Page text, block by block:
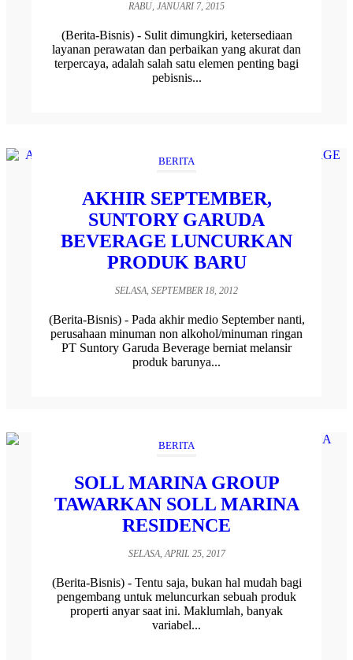
RABU, JANUARI 7, 2015
(Berita-Bisnis) - Sulit dimungkiri, ketersediaan
layanan perawatan dan perbaikan yang akurat dan
terpercaya, adalah salah satu elemen penting bagi
pebisnis...
BERITA
AKHIR SEPTEMBER,
SUNTORY GARUDA
BEVERAGE LUNCURKAN
PRODUK BARU
SELASA, SEPTEMBER 18, 2012
(Berita-Bisnis) - Pada akhir medio September nanti,
perusahaan minuman non alkohol/minuman ringan
PT Suntory Garuda Beverage berniat melansir
produk barunya...
BERITA
SOLL MARINA GROUP
TAWARKAN SOLL MARINA
RESIDENCE
SELASA, APRIL 25, 2017
(Berita-Bisnis) - Tentu saja, bukan hal mudah bagi
pengembang untuk meluncurkan sebuah produk
properti anyar saat ini. Maklumlah, banyak
variabel...